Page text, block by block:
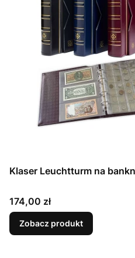
Klaser Leuchtturm na
Cena
174,00 zł
Zobacz produkt